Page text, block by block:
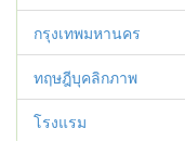
กรุงเทพมหานคร
ทฤษฎีบุคลิกภาพ
โรงแรม